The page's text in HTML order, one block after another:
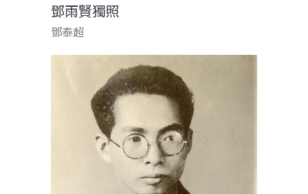
鄧雨賢獨照
鄧泰超